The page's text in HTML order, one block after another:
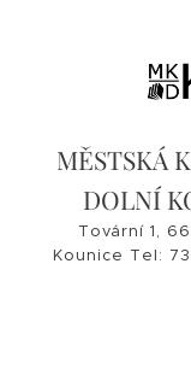
MĚSTSKÁ
DOLNÍ
Tovární 1,
Kounice Tel: